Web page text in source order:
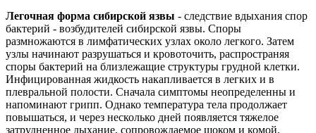
Легочная форма сибирской язвы - следствие вдыхания спор
бактерий - возбудителей сибирской язвы. Споры
размножаются в лимфатических узлах около легкого. Затем
узлы начинают разрушаться и кровоточить, распространяя
споры бактерий на близлежащие структуры грудной клетки.
Инфицированная жидкость накапливается в легких и в
плевральной полости. Сначала симптомы неопределенны и
напоминают грипп. Однако температура тела продолжает
повышаться, и через несколько дней появляется тяжелое
затрудненное дыхание, сопровождаемое шоком и комой.